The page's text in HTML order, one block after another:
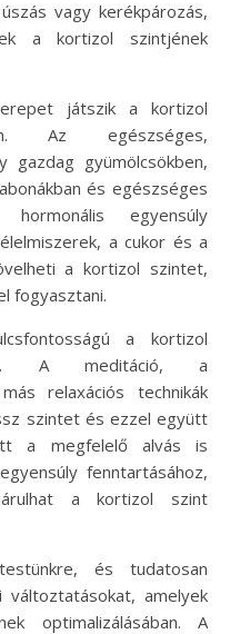
vagy kerékpározás,
a kortizol szintjének
játszik a kortizol
Az egészséges,
gazdag gyümölcsökben,
és egészséges
egyensúly
a cukor és a
a kortizol szintet,
fogyasztani.
a kortizol
A meditáció, a
relaxációs technikák
szintet és ezzel együtt
a megfelelő alvás is
fenntartásához,
a kortizol szint
és tudatosan
változtatásokat, amelyek
optimalizálásában. A